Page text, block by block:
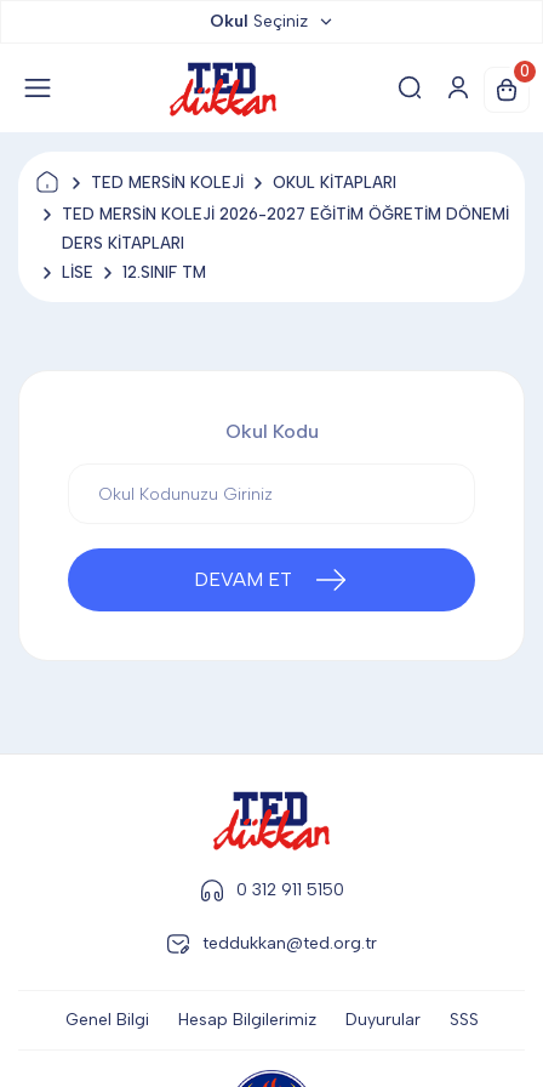
TED YAYINLARI
TED LOKUM
TERMOS & FİNCAN
Okul Seçiniz
0
TED MERSİN KOLEJİ
OKUL KİTAPLARI
TED MERSİN KOLEJİ 2026-2027 EĞİTİM ÖĞRETİM DÖNEMİ
DERS KİTAPLARI
LİSE
12.SINIF TM
Okul Kodu
DEVAM ET
0 312 911 5150
teddukkan@ted.org.tr
Genel Bilgi Hesap Bilgilerimiz Duyurular SSS